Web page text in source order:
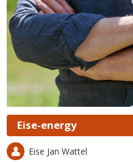
Eise-energy
Eise Jan Wattel